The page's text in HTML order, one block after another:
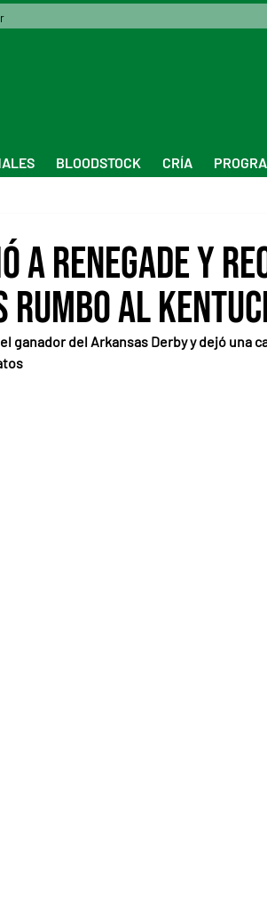
BLOODSTOCK CRÍA
Renegade y
rumbo al
del Arkansas Derby y dejó una